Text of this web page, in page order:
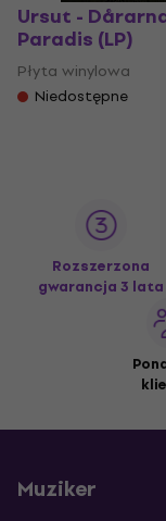
Ursut -
Paradis (LP)
Płyta winylowa
Niedostępne
Rozszerzona
gwarancja 3 lata
Muziker